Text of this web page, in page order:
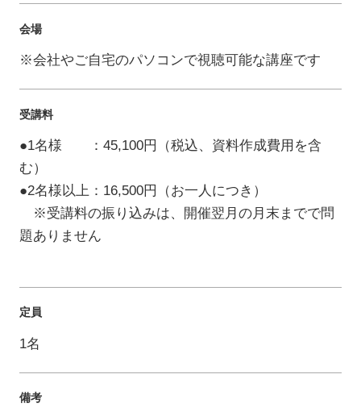
会場
※会社やご自宅のパソコンで視聴可能な講座です
受講料
●1名様 ：45,100円（税込、資料作成費用を含
む）
●2名様以上：16,500円（お一人につき）
※受講料の振り込みは、開催翌月の月末までで問
題ありません
定員
1名
備考